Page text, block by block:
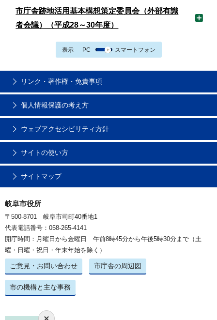
市庁舎跡地活用基本構想策定委員会（外部有識
者会議）（平成28～30年度）
表示 PC スマートフォン
リンク・著作権・免責事項
個人情報保護の考え方
ウェブアクセシビリティ方針
サイトの使い方
サイトマップ
岐阜市役所
〒500-8701 岐阜市司町40番地1
代表電話番号：058-265-4141
開庁時間：月曜日から金曜日 午前8時45分から午後5時30分まで（土
曜・日曜・祝日・年末年始を除く）
ご意見・お問い合わせ 市庁舎の周辺図
市の機構と主な事務